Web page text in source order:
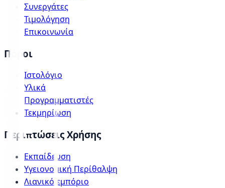
Συνεργάτες
Τιμολόγηση
Επικοινωνία
Πόροι
Ιστολόγιο
Υλικά
Προγραμματιστές
Τεκμηρίωση
Περιπτώσεις Χρήσης
Εκπαίδευση
Υγειονομική Περίθαλψη
Λιανικό εμπόριο